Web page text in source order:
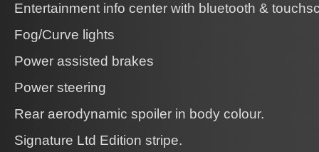
Entertainment info center with bluetooth &
Fog/Curve lights
Power assisted brakes
Power steering
Rear aerodynamic spoiler in body colour.
Signature Ltd Edition stripe.